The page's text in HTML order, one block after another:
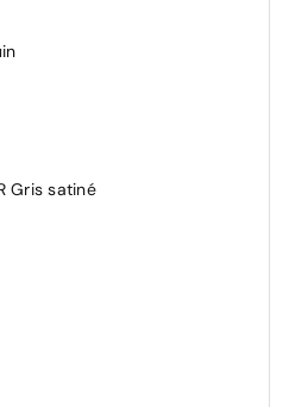
lombaire électrique 2
clé avec bouton
(ECO, STANDARD et
impulsionnel AV et AR
et en profondeur
Gris satiné